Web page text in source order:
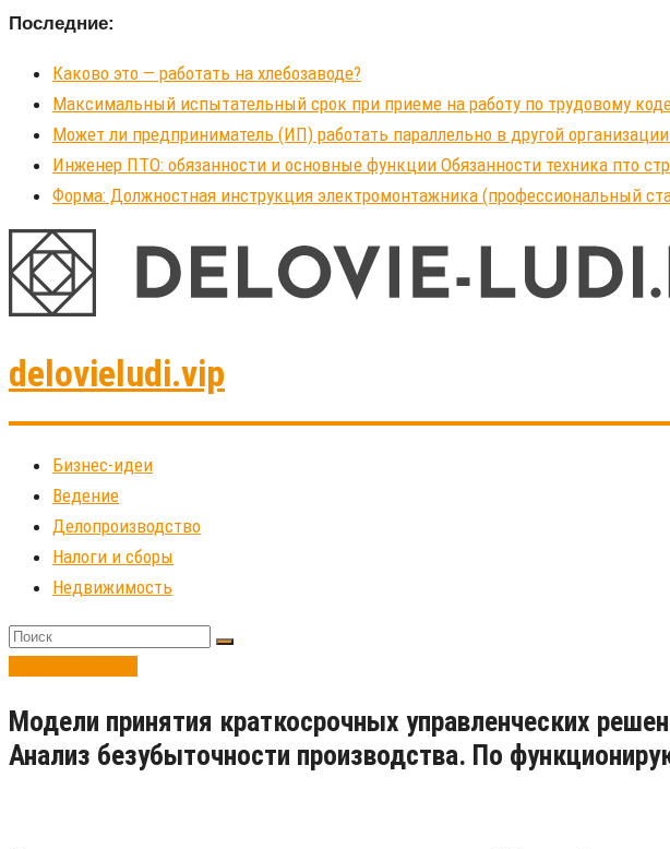
Последние:
Каково это — работать на хлебозаводе?
Максимальный испытательный срок при приеме на работу по трудовому
Может ли предприниматель (ИП) работать параллельно в другой
Инженер ПТО: обязанности и основные функции Обязанности техника пто
Форма: Должностная инструкция электромонтажника (профессиональный
delovieludi.vip
Бизнес-идеи
Ведение
Делопроизводство
Налоги и сборы
Недвижимость
Модели принятия краткосрочных управленческих
Анализ безубыточности производства. По